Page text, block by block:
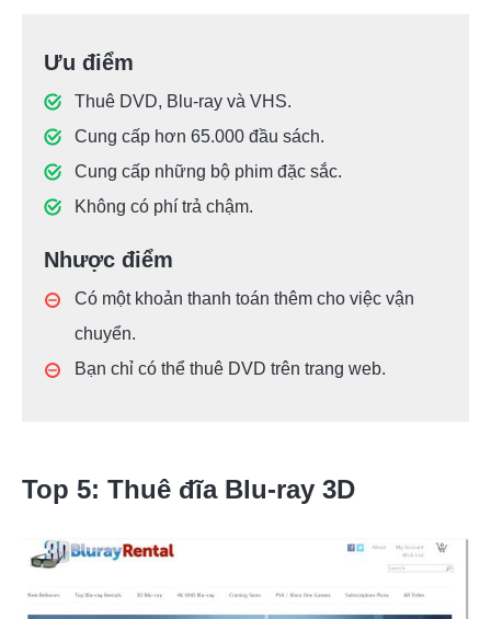
Ưu điểm
Thuê DVD, Blu-ray và VHS.
Cung cấp hơn 65.000 đầu sách.
Cung cấp những bộ phim đặc sắc.
Không có phí trả chậm.
Nhược điểm
Có một khoản thanh toán thêm cho việc vận
chuyển.
Bạn chỉ có thể thuê DVD trên trang web.
Top 5: Thuê đĩa Blu-ray 3D